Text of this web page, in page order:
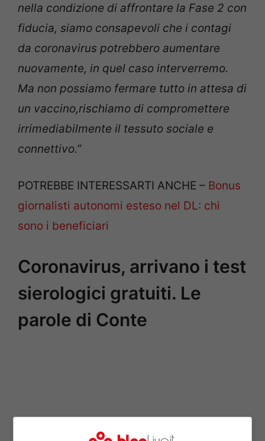
nella condizione di affrontare la Fase 2 con
fiducia, siamo consapevoli che i contagi
da coronavirus potrebbero aumentare
nuovamente, in quel caso interverremo.
Ma non possiamo fermare tutto in attesa di
un vaccino,rischiamo di compromettere
irrimediabilmente il tessuto sociale e
connettivo.”
POTREBBE INTERESSARTI ANCHE – Bonus
giornalisti autonomi esteso nel DL: chi
sono i beneficiari
Coronavirus, arrivano i test
sierologici gratuiti. Le
parole di Conte